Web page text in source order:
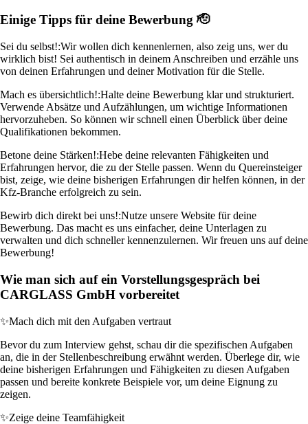
Einige Tipps für deine Bewerbung 🫡
Sei du selbst!:Wir wollen dich kennenlernen, also zeig uns, wer du
wirklich bist! Sei authentisch in deinem Anschreiben und erzähle uns
von deinen Erfahrungen und deiner Motivation für die Stelle.
Mach es übersichtlich!:Halte deine Bewerbung klar und strukturiert.
Verwende Absätze und Aufzählungen, um wichtige Informationen
hervorzuheben. So können wir schnell einen Überblick über deine
Qualifikationen bekommen.
Betone deine Stärken!:Hebe deine relevanten Fähigkeiten und
Erfahrungen hervor, die zu der Stelle passen. Wenn du Quereinsteiger
bist, zeige, wie deine bisherigen Erfahrungen dir helfen können, in der
Kfz-Branche erfolgreich zu sein.
Bewirb dich direkt bei uns!:Nutze unsere Website für deine
Bewerbung. Das macht es uns einfacher, deine Unterlagen zu
verwalten und dich schneller kennenzulernen. Wir freuen uns auf deine
Bewerbung!
Wie man sich auf ein Vorstellungsgespräch bei
CARGLASS GmbH vorbereitet
✨Mach dich mit den Aufgaben vertraut
Bevor du zum Interview gehst, schau dir die spezifischen Aufgaben
an, die in der Stellenbeschreibung erwähnt werden. Überlege dir, wie
deine bisherigen Erfahrungen und Fähigkeiten zu diesen Aufgaben
passen und bereite konkrete Beispiele vor, um deine Eignung zu
zeigen.
✨Zeige deine Teamfähigkeit